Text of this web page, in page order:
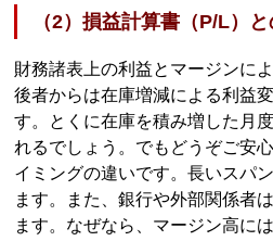
（2）損益計算書（P/L）
財務諸表上の利益とマージンに
後者からは在庫増減による利益
す。とくに在庫を積み増した月
れるでしょう。でもどうぞご安
イミングの違いです。長いスパ
ます。また、銀行や外部関係者
ます。なぜなら、マージン高に